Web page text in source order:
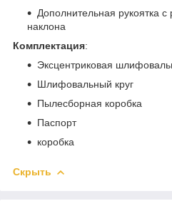
Дополнительная рукоятка с
наклона
Комплектация:
Эксцентриковая
Шлифовальный круг
Пылесборная коробка
Паспорт
коробка
Скрыть